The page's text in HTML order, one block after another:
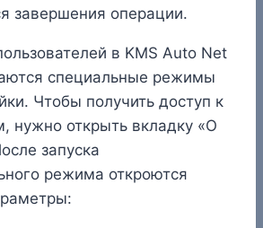
завершения операции.
в KMS Auto Net
специальные режимы
Чтобы получить доступ к
нужно открыть вкладку «О
запуска
режима откроются